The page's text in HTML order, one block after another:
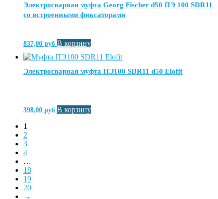
Электросварная муфта Georg Fischer d50 ПЭ 100 SDR11
со встроенными фиксаторами
837,00 руб В корзину
Электросварная муфта ПЭ100 SDR11 d50 Elofit
398,00 руб В корзину
1
2
3
4
…
18
19
20
→